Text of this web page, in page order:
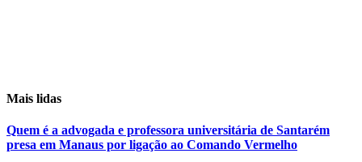
Mais lidas
Quem é a advogada e professora universitária de Santarém
presa em Manaus por ligação ao Comando Vermelho